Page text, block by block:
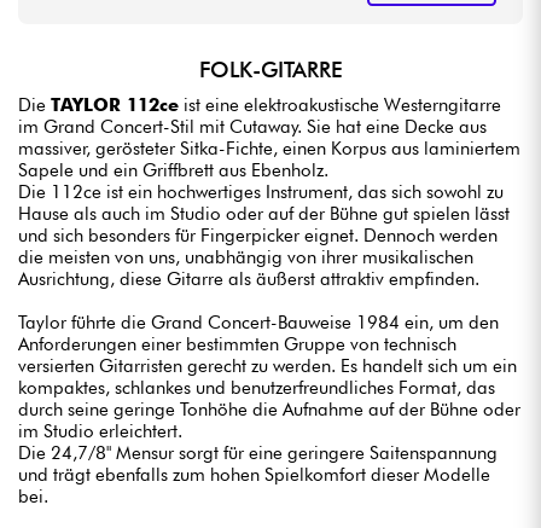
FOLK-GITARRE
Die TAYLOR 112ce ist eine elektroakustische Westerngitarre
im Grand Concert-Stil mit Cutaway. Sie hat eine Decke aus
massiver, gerösteter Sitka-Fichte, einen Korpus aus laminiertem
Sapele und ein Griffbrett aus Ebenholz.
Die 112ce ist ein hochwertiges Instrument, das sich sowohl zu
Hause als auch im Studio oder auf der Bühne gut spielen lässt
und sich besonders für Fingerpicker eignet. Dennoch werden
die meisten von uns, unabhängig von ihrer musikalischen
Ausrichtung, diese Gitarre als äußerst attraktiv empfinden.
Taylor führte die Grand Concert-Bauweise 1984 ein, um den
Anforderungen einer bestimmten Gruppe von technisch
versierten Gitarristen gerecht zu werden. Es handelt sich um ein
kompaktes, schlankes und benutzerfreundliches Format, das
durch seine geringe Tonhöhe die Aufnahme auf der Bühne oder
im Studio erleichtert.
Die 24,7/8" Mensur sorgt für eine geringere Saitenspannung
und trägt ebenfalls zum hohen Spielkomfort dieser Modelle
bei.